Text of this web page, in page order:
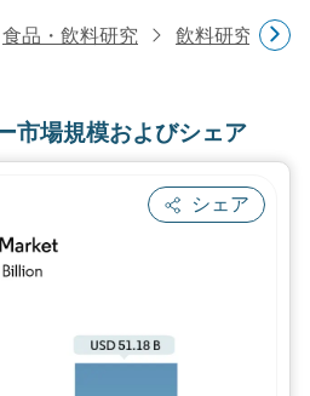
食品・飲料研究 飲料研究
市場規模およびシェア
シェア